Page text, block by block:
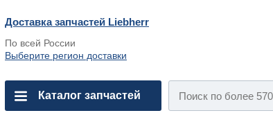
Доставка запчастей Liebherr
По всей России
Выберите регион доставки
Каталог запчастей